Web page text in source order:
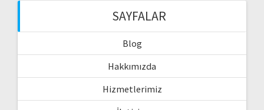
SAYFALAR
Blog
Hakkımızda
Hizmetlerimiz